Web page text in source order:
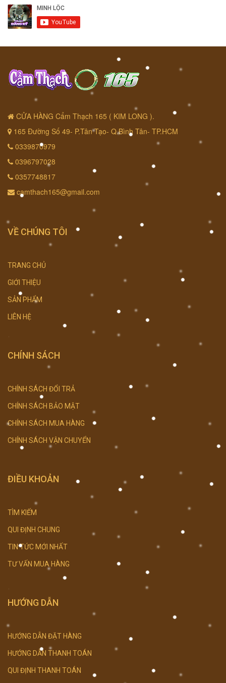
CỬA HÀNG Cẩm Thạch 165 ( KIM LONG ).
165 Đường Số 49- P.Tân Tạo- Q.Bình Tân- TP.HCM
0339870979
0396797028
0357748817
camthach165@gmail.com
VỀ CHÚNG TÔI
TRANG CHỦ
GIỚI THIỆU
SẢN PHẨM
LIÊN HỆ
CHÍNH SÁCH
CHÍNH SÁCH ĐỔI TRẢ
CHÍNH SÁCH BẢO MẬT
CHÍNH SÁCH MUA HÀNG
CHÍNH SÁCH VẬN CHUYỂN
ĐIỀU KHOẢN
TÌM KIẾM
QUI ĐỊNH CHUNG
TIN TỨC MỚI NHẤT
TƯ VẤN MUA HÀNG
HƯỚNG DẪN
HƯỚNG DẪN ĐẶT HÀNG
HƯỚNG DẪN THANH TOÁN
QUI ĐỊNH THANH TOÁN